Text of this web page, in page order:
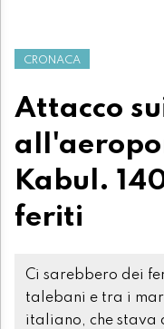
CRONACA
Attacco
Kabul.
feriti
Ci sarebbero dei
talebani e tra i
italiano, che stava